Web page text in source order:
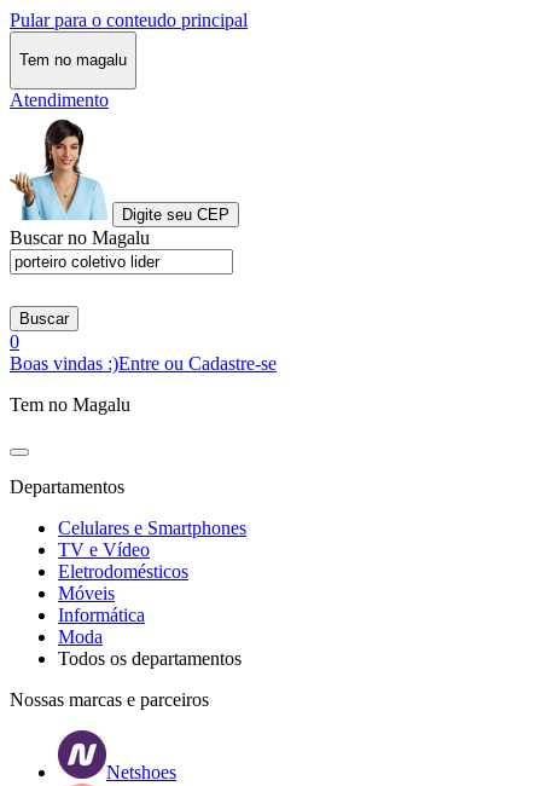
Pular para o conteudo principal
Tem no magalu
Atendimento
Digite seu CEP
Buscar no Magalu
Buscar
0
Boas vindas :)Entre ou Cadastre-se
Tem no Magalu
Departamentos
Celulares e Smartphones
TV e Vídeo
Eletrodomésticos
Móveis
Informática
Moda
Todos os departamentos
Nossas marcas e parceiros
Netshoes